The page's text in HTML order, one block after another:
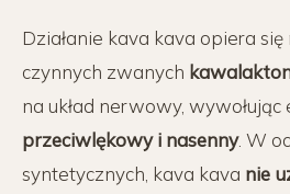
Działanie kava kava opiera
czynnych zwanych
na układ nerwowy, wywołując
przeciwlękowy i nasenny. W
syntetycznych, kava kava nie